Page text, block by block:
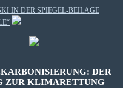
IN DER SPIEGEL-BEILAGE
DER
ZUR KLIMARETTUNG